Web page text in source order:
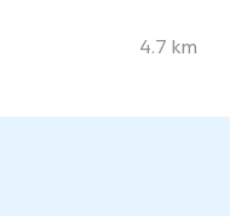
4.7 km